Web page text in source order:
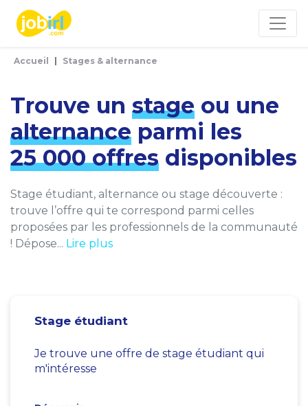
Accueil Stages & alternance
Trouve un stage ou une
alternance parmi les
25 000 offres disponibles
Stage étudiant, alternance ou stage découverte :
trouve l’offre qui te correspond parmi celles
proposées par les professionnels de la communauté
! Dépose... Lire plus
Stage étudiant
Je trouve une offre de stage étudiant qui
m'intéresse
Panneau de gestion des cookies